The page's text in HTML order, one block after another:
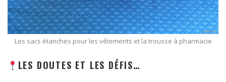
Les sacs étanches pour les vêtements et la trousse à pharmacie
LES DOUTES ET LES DÉFIS…